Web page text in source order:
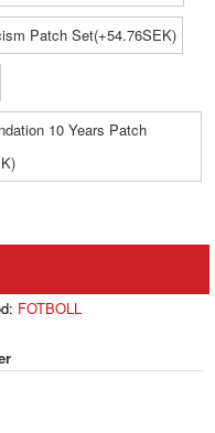
Patch Set(+54.76SEK)
10 Years Patch
FOTBOLL